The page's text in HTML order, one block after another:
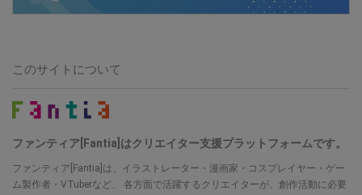
このサイトについて
ファンティア[Fantia]はクリエイター支援プラットフォームです。
ファンティア[Fantia]は、イラストレーター・漫画家・コスプレイヤー・ゲー
ム製作者・VTuberなど、
各方面で活躍するクリエイターが、創作活動に必要